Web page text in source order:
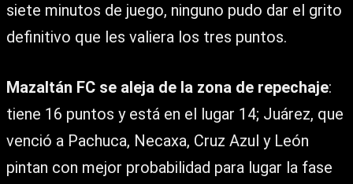
siete minutos de juego, ninguno pudo dar el grito
definitivo que les valiera los tres puntos.
Mazaltán FC se aleja de la zona de repechaje:
tiene 16 puntos y está en el lugar 14; Juárez, que
venció a Pachuca, Necaxa, Cruz Azul y León
pintan con mejor probabilidad para lugar la fase